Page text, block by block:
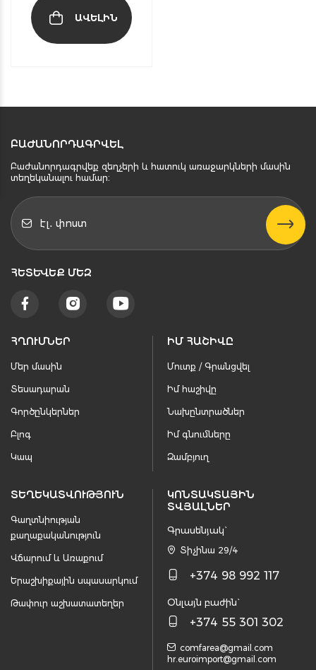
ԱՎԵԼԻՆ
ԲԱԺԱՆՈՐԴԱԳՐՎԵԼ
Բաժանորդագրվեք զեղչերի և հատուկ առաջարկների մասին
տեղեկանալու համար։
ՀԵՏԵՒԵՔ ՄԵԶ
ՀՂՈՒՄՆԵՐ
Մեր մասին
Տեսադարան
Գործընկերներ
Բլոգ
Կապ
ԻՄ ՀԱՇԻՎԸ
Մուտք / Գրանցվել
Իմ հաշիվը
Նախընտրածներ
Իմ գնումները
Զամբյուղ
ՏԵՂԵԿԱՏՎՈՒԹՅՈՒՆ
Գաղտնիության
քաղաքականություն
Վճարում և Առաքում
Երաշխիքային սպասարկում
Թափուր աշխատատեղեր
ԿՈՆՏԱԿՏԱՅԻՆ
ՏՎՅԱԼՆԵՐ
Գրասենյակ`
Տիչինա 29/4
+374 98 992 117
Օնլայն բաժին`
+374 55 301 302
comfarea@gmail.com
hr.euroimport@gmail.com